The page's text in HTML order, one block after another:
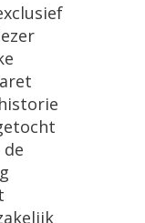
historie
de